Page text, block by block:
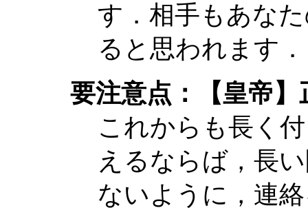
す．相手もあな
ると思われます．
要注意点：【皇帝】
これからも長く
えるならば，長
ないように，連